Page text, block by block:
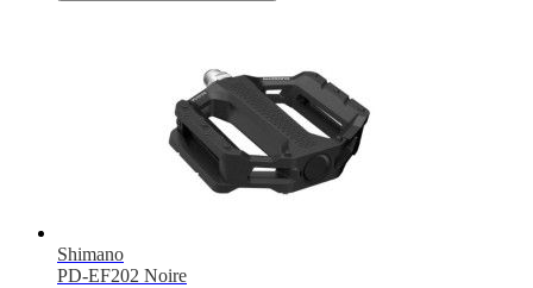
Shimano
PD-EF202 Noire